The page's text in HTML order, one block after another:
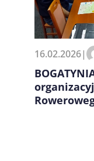
16.02.2026|